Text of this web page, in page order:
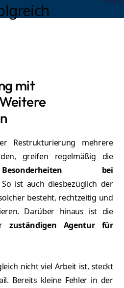
mit
Restrukturierung mehrere
greifen regelmäßig die
bei
So ist auch diesbezüglich der
besteht, rechtzeitig und
Darüber hinaus ist die
zuständigen Agentur für
nicht viel Arbeit ist, steckt
Bereits kleine Fehler in der